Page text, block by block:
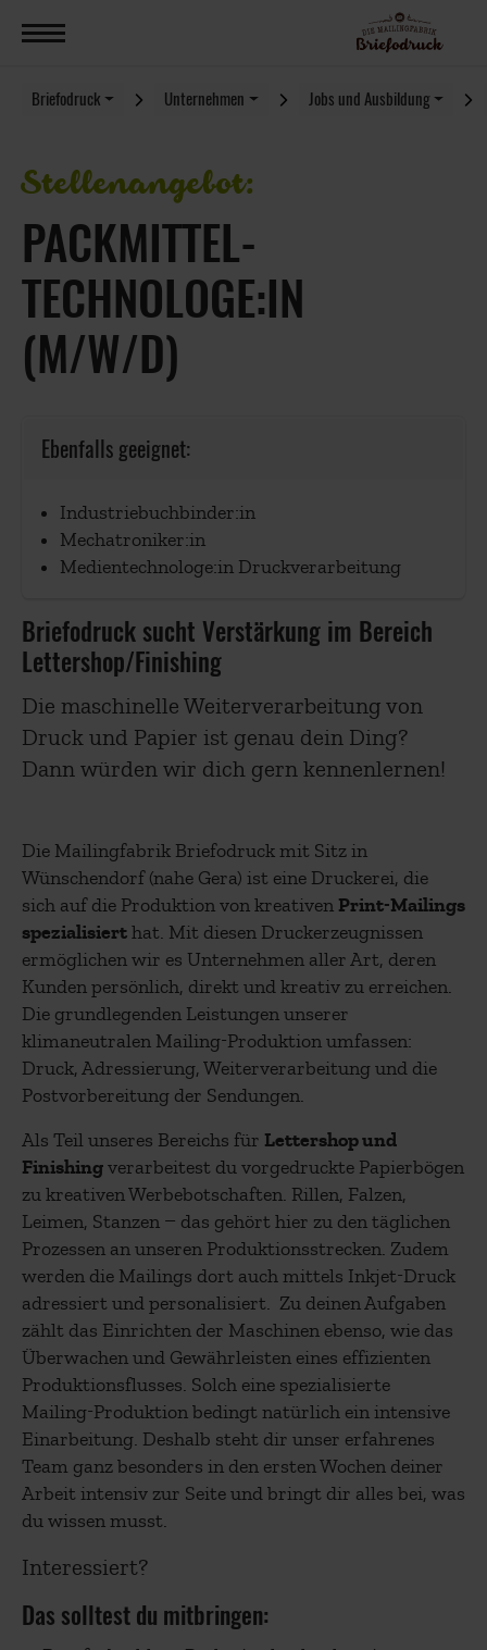
Briefodruck Unternehmen Jobs und Ausbildung
Stellenangebot:
PACKMITTEL­
TECHNOLOGE:IN
(M/W/D)
Ebenfalls geeignet:
Industriebuchbinder:in
Mechatroniker:in
Medientechnologe:in Druckverarbeitung
Briefodruck sucht Verstärkung im Bereich
Lettershop/Finishing
Die maschinelle Weiterverarbeitung von
Druck und Papier ist genau dein Ding?
Dann würden wir dich gern kennenlernen!
Die Mailingfabrik Briefodruck mit Sitz in
Wünschendorf (nahe Gera) ist eine Druckerei, die
sich auf die Produktion von kreativen Print-Mailings
spezialisiert hat. Mit diesen Druckerzeugnissen
ermöglichen wir es Unternehmen aller Art, deren
Kunden persönlich, direkt und kreativ zu erreichen.
Die grund­legenden Leistungen unserer
klimaneutralen Mailing-Produktion umfassen:
Druck, Adressierung, Weiterverarbeitung und die
Postvorbereitung der Sendungen.
Als Teil unseres Bereichs für Lettershop und
Finishing verarbeitest du vorgedruckte Papierbögen
zu kreativen Werbebotschaften. Rillen, Falzen,
Leimen, Stanzen – das gehört hier zu den täglichen
Prozessen an unseren Produktionsstrecken. Zudem
werden die Mailings dort auch mittels Inkjet-Druck
adressiert und personalisiert. Zu deinen Aufgaben
zählt das Einrichten der Maschinen ebenso, wie das
Überwachen und Gewährleisten eines effizienten
Produktionsflusses. Solch eine spezialisierte
Mailing-Produktion bedingt natürlich ein intensive
Einarbeitung. Deshalb steht dir unser erfahrenes
Team ganz besonders in den ersten Wochen deiner
Arbeit intensiv zur Seite und bringt dir alles bei, was
du wissen musst.
Interessiert?
Das solltest du mitbringen: